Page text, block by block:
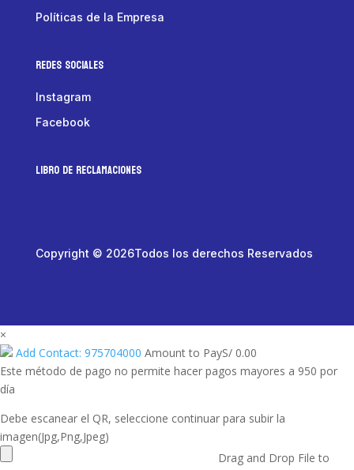
Políticas de la Empresa
Redes Sociales
Instagram
Facebook
LIBRO DE RECLAMACIONES
Copyright © 2026Todos los derechos Reservados
×
Add Contact: 975704000 Amount to PayS/ 0.00
Este método de pago no permite hacer pagos mayores a 950 por
día
Debe escanear el QR, seleccione continuar para subir la
imagen(Jpg,Png,Jpeg)
Drag and Drop File to